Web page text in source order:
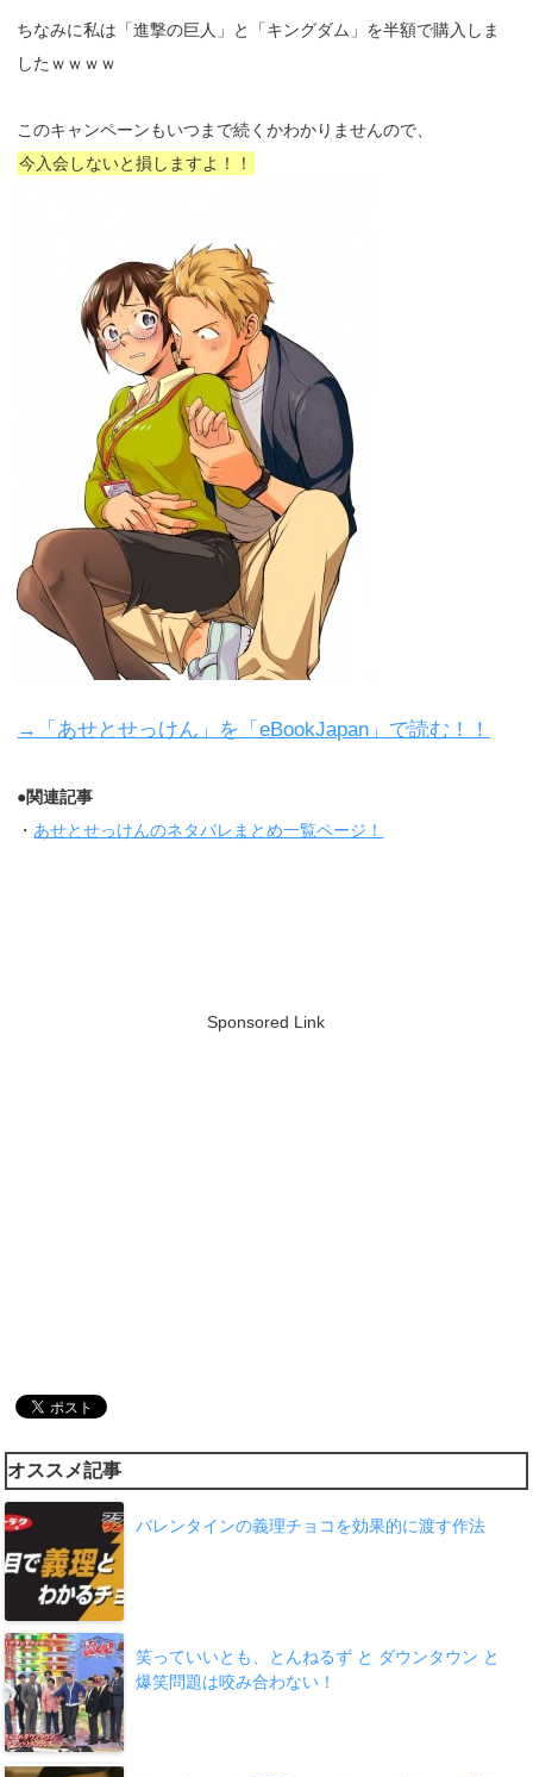
ちなみに私は「進撃の巨人」と「キングダム」を半額で購入しま
したｗｗｗｗ
このキャンペーンもいつまで続くかわかりませんので、
今入会しないと損しますよ！！
→「あせとせっけん」を「eBookJapan」で読む！！
●関連記事
・あせとせっけんのネタバレまとめ一覧ページ！
Sponsored Link
オススメ記事
バレンタインの義理チョコを効果的に渡す作法
笑っていいとも、とんねるず と ダウンタウン と
爆笑問題は咬み合わない！